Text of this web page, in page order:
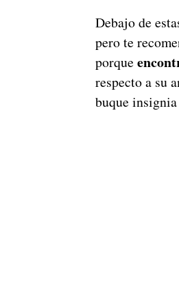
Debajo de
pero te
porque
respecto a su
buque